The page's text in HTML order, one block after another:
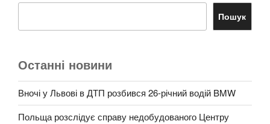
Пошук
Останні новини
Вночі у Львові в ДТП розбився 26-річний водій BMW
Польща розслідує справу недобудованого Центру